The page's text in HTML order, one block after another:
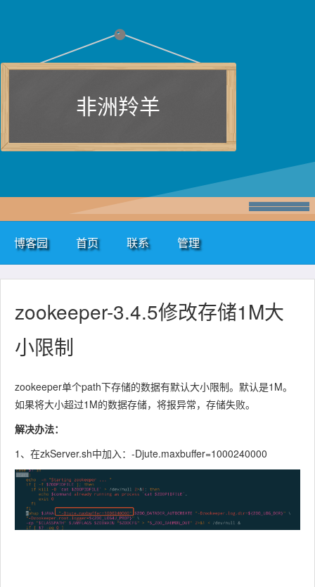
非洲羚羊
博客园 首页 联系 管理
zookeeper-3.4.5修改存储1M大
小限制
zookeeper单个path下存储的数据有默认大小限制。默认是1M。
如果将大小超过1M的数据存储，将报异常，存储失败。
解决办法：
1、在zkServer.sh中加入：-Djute.maxbuffer=1000240000